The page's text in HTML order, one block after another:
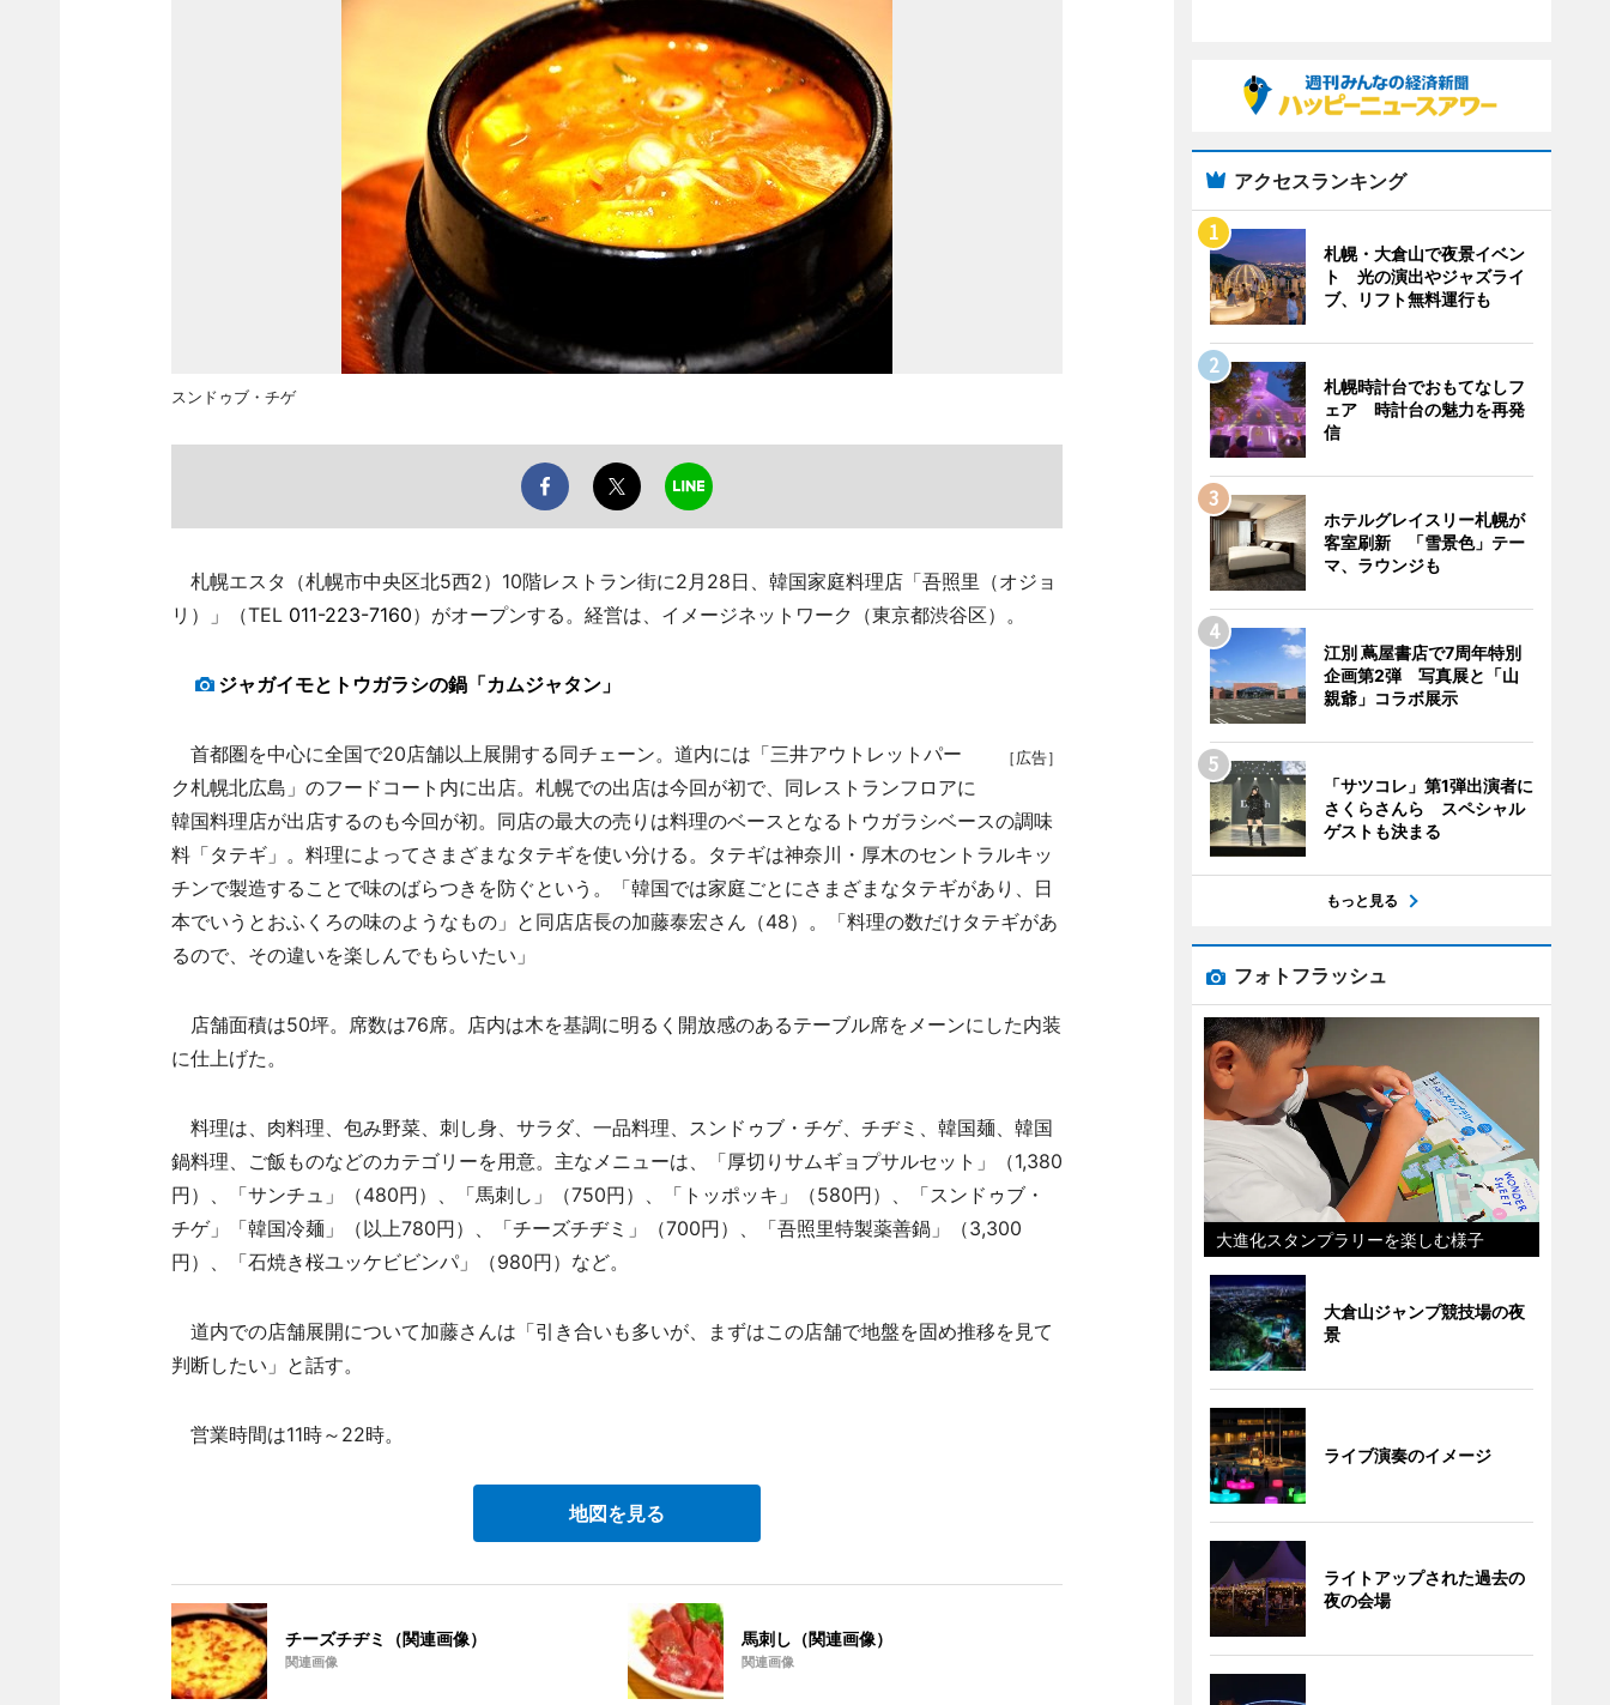
スンドゥブ・チゲ
札幌エスタ（札幌市中央区北5西2）10階レストラン街に2月28日、韓国家庭料理店「吾照里（オジョ
リ）」（TEL 011-223-7160）がオープンする。経営は、イメージネットワーク（東京都渋谷区）。
ジャガイモとトウガラシの鍋「カムジャタン」
［広告］
首都圏を中心に全国で20店舗以上展開する同チェーン。道内には「三井アウトレットパー
ク札幌北広島」のフードコート内に出店。札幌での出店は今回が初で、同レストランフロアに
韓国料理店が出店するのも今回が初。同店の最大の売りは料理のベースとなるトウガラシベースの調味
料「タテギ」。料理によってさまざまなタテギを使い分ける。タテギは神奈川・厚木のセントラルキッ
チンで製造することで味のばらつきを防ぐという。「韓国では家庭ごとにさまざまなタテギがあり、日
本でいうとおふくろの味のようなもの」と同店店長の加藤泰宏さん（48）。「料理の数だけタテギがあ
るので、その違いを楽しんでもらいたい」
店舗面積は50坪。席数は76席。店内は木を基調に明るく開放感のあるテーブル席をメーンにした内装
に仕上げた。
料理は、肉料理、包み野菜、刺し身、サラダ、一品料理、スンドゥブ・チゲ、チヂミ、韓国麺、韓国
鍋料理、ご飯ものなどのカテゴリーを用意。主なメニューは、「厚切りサムギョプサルセット」（1,380
円）、「サンチュ」（480円）、「馬刺し」（750円）、「トッポッキ」（580円）、「スンドゥブ・
チゲ」「韓国冷麺」（以上780円）、「チーズチヂミ」（700円）、「吾照里特製薬善鍋」（3,300
円）、「石焼き桜ユッケビビンパ」（980円）など。
道内での店舗展開について加藤さんは「引き合いも多いが、まずはこの店舗で地盤を固め推移を見て
判断したい」と話す。
営業時間は11時～22時。
地図を見る
チーズチヂミ（関連画像）
関連画像
馬刺し（関連画像）
関連画像
アクセスランキング
札幌・大倉山で夜景イベン
ト 光の演出やジャズライ
ブ、リフト無料運行も
札幌時計台でおもてなしフ
ェア 時計台の魅力を再発
信
ホテルグレイスリー札幌が
客室刷新 「雪景色」テー
マ、ラウンジも
江別 蔦屋書店で7周年特別
企画第2弾 写真展と「山
親爺」コラボ展示
「サツコレ」第1弾出演者に
さくらさんら スペシャル
ゲストも決まる
もっと見る
フォトフラッシュ
大進化スタンプラリーを楽しむ様子
大倉山ジャンプ競技場の夜
景
ライブ演奏のイメージ
ライトアップされた過去の
夜の会場